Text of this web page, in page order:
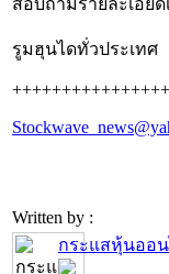
รูมฮุนไดทั่วประเทศ
Written by :
กระแสหุ้นออ